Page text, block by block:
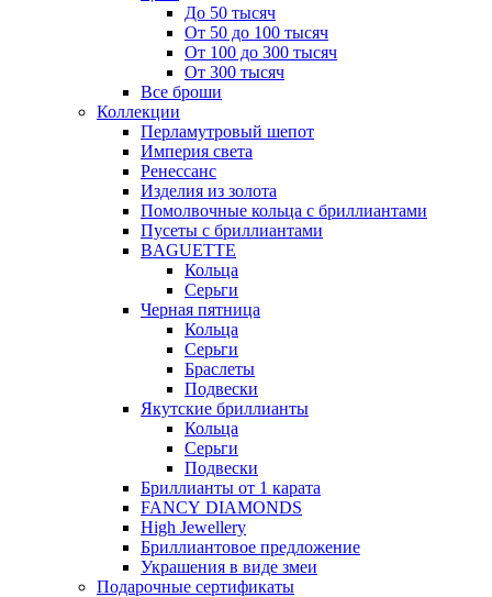
До 50 тысяч
От 50 до 100 тысяч
От 100 до 300 тысяч
От 300 тысяч
Все броши
Коллекции
Перламутровый шепот
Империя света
Ренессанс
Изделия из золота
Помолвочные кольца с бриллиантами
Пусеты с бриллиантами
BAGUETTE
Кольца
Серьги
Черная пятница
Кольца
Серьги
Браслеты
Подвески
Якутские бриллианты
Кольца
Серьги
Подвески
Бриллианты от 1 карата
FANCY DIAMONDS
High Jewellery
Бриллиантовое предложение
Украшения в виде змеи
Подарочные сертификаты